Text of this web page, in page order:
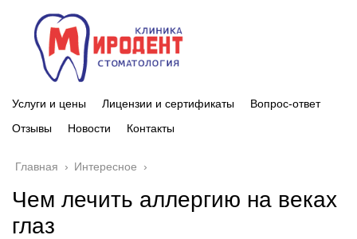
Услуги и цены Лицензии и сертификаты
Вопрос-ответ
Отзывы
Новости Контакты
Главная › Интересное ›
Чем лечить аллергию на веках
глаз